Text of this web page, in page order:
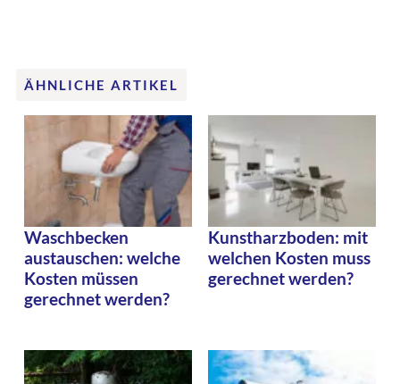
ÄHNLICHE ARTIKEL
Waschbecken
austauschen: welche
Kosten müssen
gerechnet werden?
Kunstharzboden: mit
welchen Kosten muss
gerechnet werden?